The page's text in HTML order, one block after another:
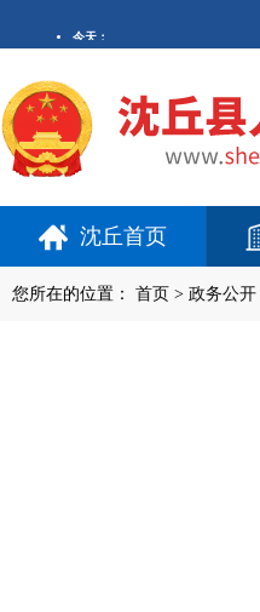
沈丘首页
您所在的位置： 首页 > 政务公开